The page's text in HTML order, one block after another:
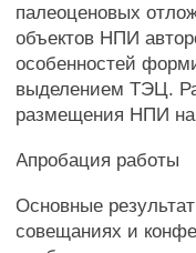
палеоценовых
объектов НПИ
особенностей
выделением ТЭЦ.
размещения НПИ
Апробация работы
Основные
совещаниях и